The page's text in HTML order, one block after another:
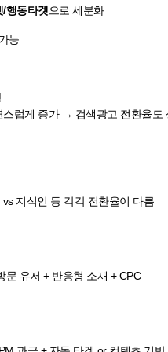
행동타겟으로 세분화
능
스럽게 증가 → 검색광고 전환율도
지식인 등 각각 전환율이 다름
문 유저 + 반응형 소재 + CPC